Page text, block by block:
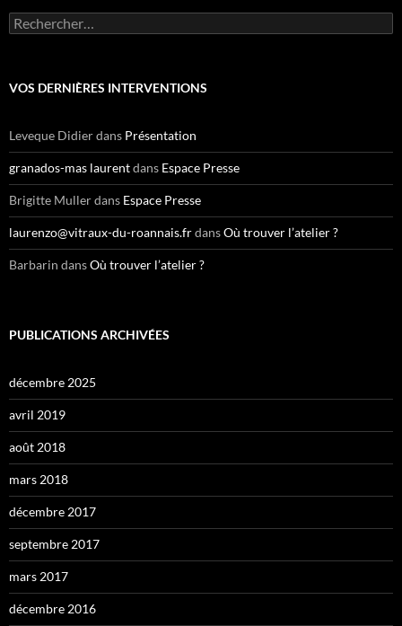
R
e
e
h
e
r
:
VOS DERNIÈRES INTERVENTIONS
Leveque Didierdans Présentation
granados-mas laurentdans Espace Presse
Brigitte Mullerdans Espace Presse
laurenzo@vitraux-du-roannais.frdansOù trouver l’atelier ?
Barbarin dansOù trouver l’atelier ?
PUBLICATIONS ARCHIVÉES
décembre 2025
avril 2019
août 2018
mars 2018
décembre 2017
septembre 2017
mars 2017
décembre 2016